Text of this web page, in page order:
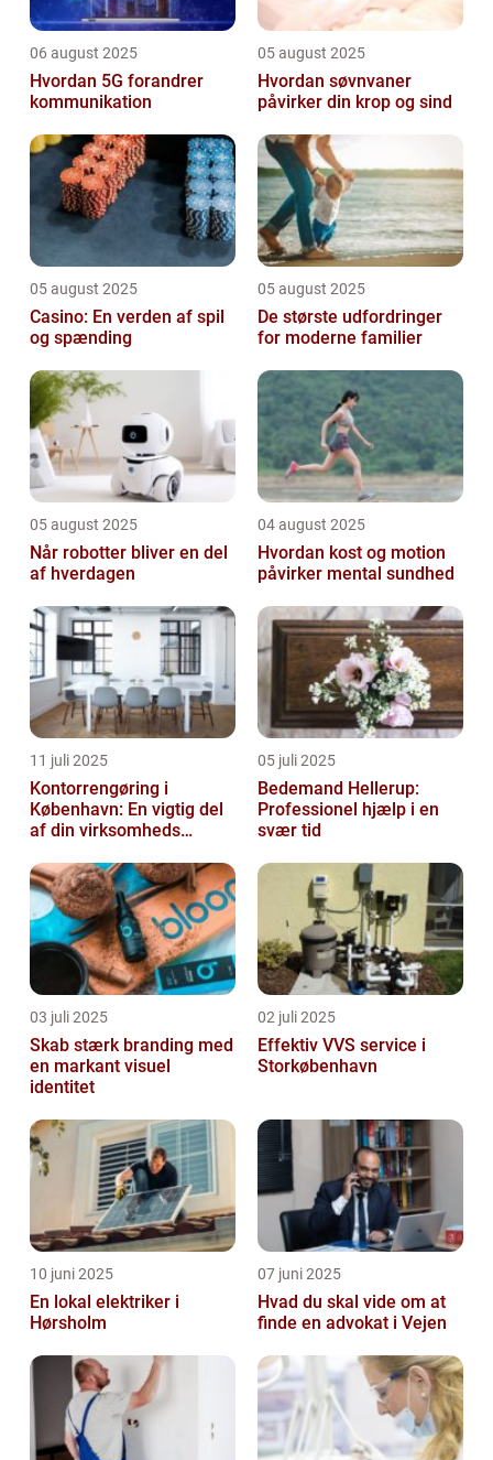
06 august 2025
Hvordan 5G forandrer
kommunikation
05 august 2025
Hvordan søvnvaner
påvirker din krop og sind
05 august 2025
Casino: En verden af spil
og spænding
05 august 2025
De største udfordringer
for moderne familier
05 august 2025
Når robotter bliver en del
af hverdagen
04 august 2025
Hvordan kost og motion
påvirker mental sundhed
11 juli 2025
Kontorrengøring i
København: En vigtig del
af din virksomheds
05 juli 2025
Bedemand Hellerup:
Professionel hjælp i en
svær tid
03 juli 2025
Skab stærk branding med
en markant visuel
identitet
02 juli 2025
Effektiv VVS service i
Storkøbenhavn
10 juni 2025
En lokal elektriker i
Hørsholm
07 juni 2025
Hvad du skal vide om at
finde en advokat i Vejen